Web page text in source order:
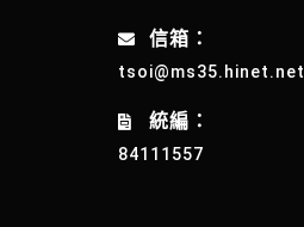
信箱：
tsoi@ms35.hinet.net
統編：
84111557